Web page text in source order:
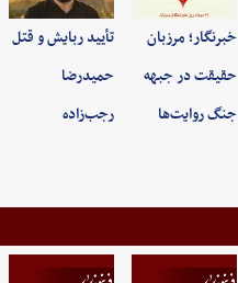
خبرنگار؛ مرزبان
حقیقت در جبهه
جنگ روایت‌ها
تأیید ربایش و قتل
حمیدرضا
رجب‌زاده